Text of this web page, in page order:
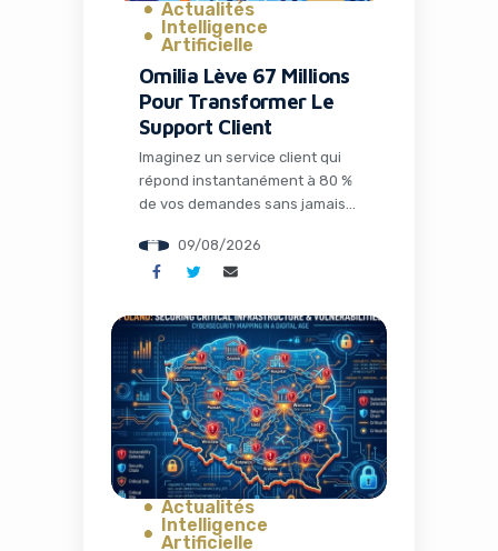
Actualités
Intelligence
Artificielle
Omilia Lève 67 Millions
Pour Transformer Le
Support Client
Imaginez un service client qui
répond instantanément à 80 %
de vos demandes sans jamais
parfaitement votre historique
et qui optimise chaque
satisfaction tout en réduisant
drastiquement les coûts. Ce
n’est plus de la science-fiction :
c’est la réalité que construit
Omilia, une société grecque qui
vient de […]
09/08/2026
Actualités
Intelligence
Artificielle